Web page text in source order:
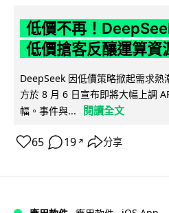
低價不再！
低價搶客反釀運算資
DeepSeek 因低價策略掀起需求熱
方於 8 月 6 日宣布即將大幅上調
幅。事件與...
閱讀全文
65 19 ↗ 分享